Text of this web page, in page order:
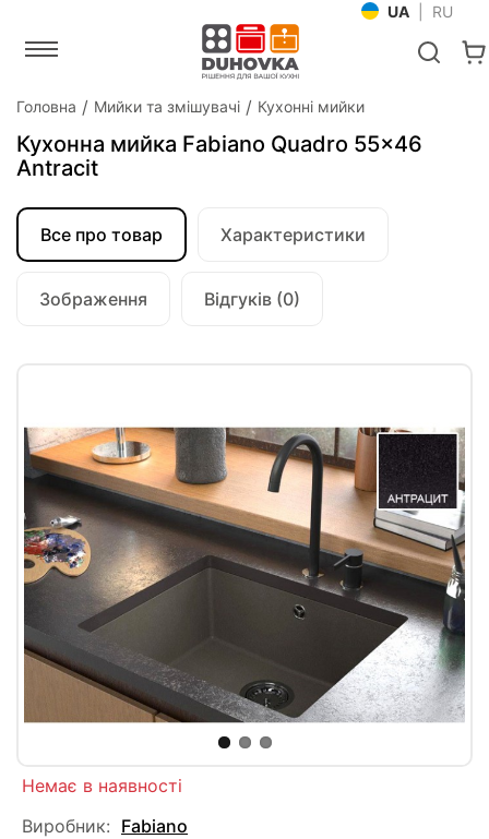
UA RU
Головна Мийки та змішувачі Кухонні мийки
Кухонна мийка Fabiano Quadro 55x46
Antracit
Все про товар Характеристики
Зображення Відгуків (0)
Немає в наявності
Виробник: Fabiano